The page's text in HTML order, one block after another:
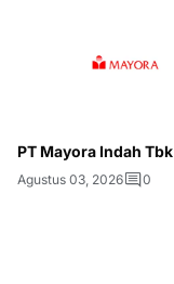
PT Mayora Indah Tbk
Agustus 03, 2026 0